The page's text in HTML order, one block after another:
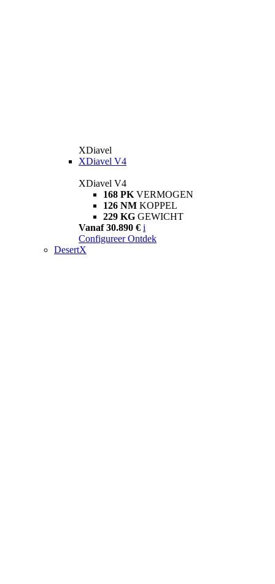
XDiavel
XDiavel V4
XDiavel V4
168 PK VERMOGEN
126 NM KOPPEL
229 KG GEWICHT
Vanaf 30.890 € i
Configureer Ontdek
DesertX